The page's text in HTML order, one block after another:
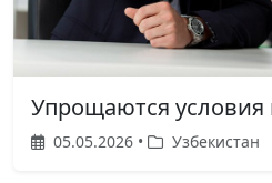
Упрощаются условия
05.05.2026 • Узбекистан